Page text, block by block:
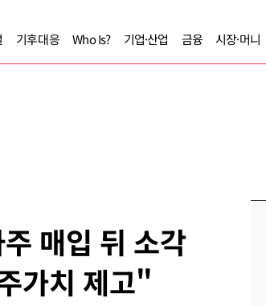
기후대응 Who Is? 기업·산업 금융 시장·머니
매입 뒤 소각
가치 제고"